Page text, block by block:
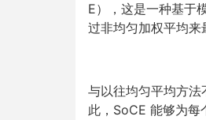
E），这是一种基于
过非均匀加权平均来
与以往均匀平均方
此，SoCE 能够为每